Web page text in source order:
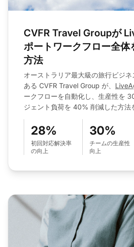
CVFR Travel Groupが
ポートワークフロー全体
方法
オーストラリア最大級の旅行ビジ
ある CVFR Travel Group が、
ークフローを自動化し、生産性を
ジェント負荷を 40% 削減した方法
28%
初回対応解決率
の向上
30%
チームの生産性
向上